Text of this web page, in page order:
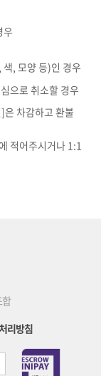
우
, 모양 등)인 경우
으로 취소할 경우
차감하고 환불
적어주시거나 1:1
리방침